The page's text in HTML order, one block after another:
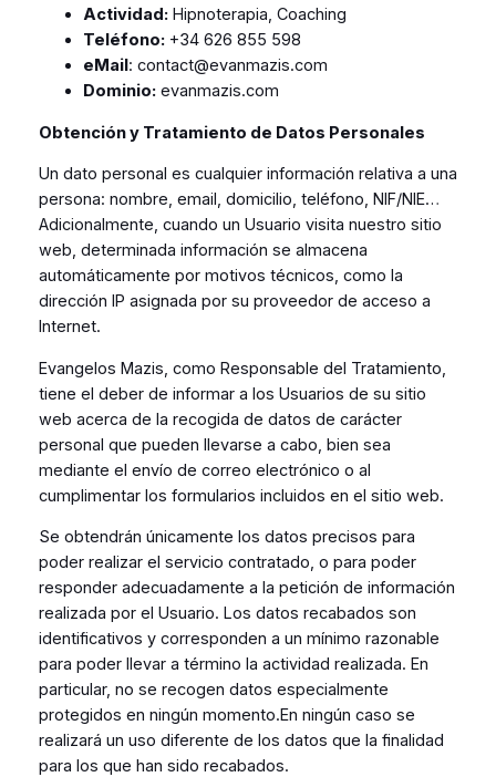
Actividad:Hipnoterapia, Coaching
Teléfono:+34 626 855 598
eMail: contact@evanmazis.com
Dominio:evanmazis.com
Obtención y Tratamiento de Datos Personales
Un dato personal es cualquier información relativa a una
persona: nombre, email, domicilio, teléfono, NIF/NIE…
Adicionalmente, cuando un Usuario visita nuestro sitio
web, determinada información se almacena
automáticamente por motivos técnicos, como la
dirección IP asignada por su proveedor de acceso a
Internet.
Evangelos Mazis, como Responsable del Tratamiento,
tiene el deber de informar a los Usuarios de su sitio
web acerca de la recogida de datos de carácter
personal que pueden llevarse a cabo, bien sea
mediante el envío de correo electrónico o al
cumplimentar los formularios incluidos en el sitio web.
Se obtendrán únicamente los datos precisos para
poder realizar el servicio contratado, o para poder
responder adecuadamente a la petición de información
realizada por el Usuario. Los datos recabados son
identificativos y corresponden a un mínimo razonable
para poder llevar a término la actividad realizada. En
particular, no se recogen datos especialmente
protegidos en ningún momento.En ningún caso se
realizará un uso diferente de los datos que la finalidad
para los que han sido recabados.